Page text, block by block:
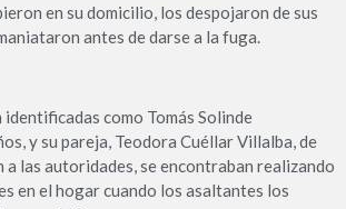
en su domicilio, los despojaron de sus
antes de darse a la fuga.
como Tomás Solinde
y su pareja, Teodora Cuéllar Villalba, de
a las autoridades, se encontraban realizando
en el hogar cuando los asaltantes los